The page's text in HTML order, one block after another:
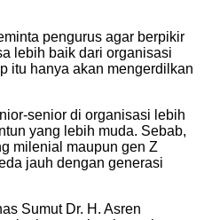
pengurus agar berpikir
lebih baik dari organisasi
itu hanya akan mengerdilkan
senior di organisasi lebih
yang lebih muda. Sebab,
milenial maupun gen Z
jauh dengan generasi
Sumut Dr. H. Asren